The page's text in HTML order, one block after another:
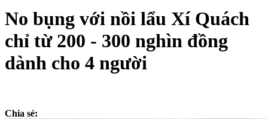
No bụng với nồi lẩu Xí Quách
chỉ từ 200 - 300 nghìn đồng
dành cho 4 người
Chia sẻ: